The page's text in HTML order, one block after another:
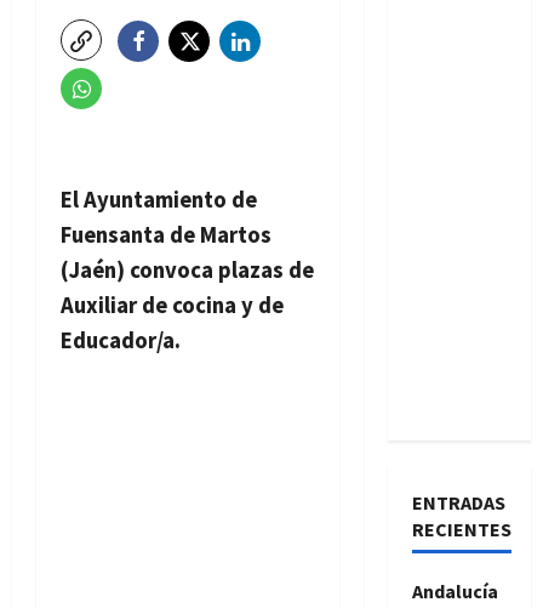
El Ayuntamiento de
Fuensanta de Martos
(Jaén) convoca plazas de
Auxiliar de cocina y de
Educador/a.
ENTRADAS
RECIENTES
Andalucía